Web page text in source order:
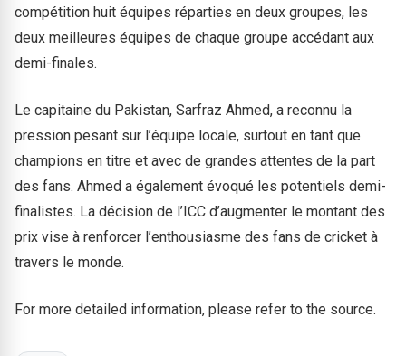
compétition huit équipes réparties en deux groupes, les
deux meilleures équipes de chaque groupe accédant aux
demi-finales.
Le capitaine du Pakistan, Sarfraz Ahmed, a reconnu la
pression pesant sur l’équipe locale, surtout en tant que
champions en titre et avec de grandes attentes de la part
des fans. Ahmed a également évoqué les potentiels demi-
finalistes. La décision de l’ICC d’augmenter le montant des
prix vise à renforcer l’enthousiasme des fans de cricket à
travers le monde.
For more detailed information, please refer to the source.